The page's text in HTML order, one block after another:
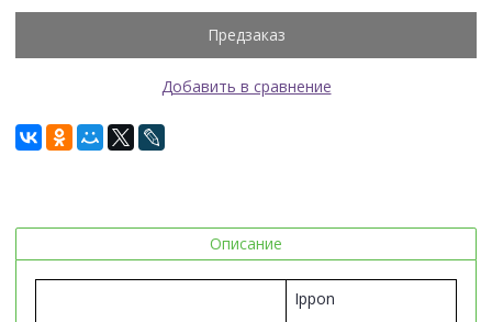
Предзаказ
Добавить в сравнение
Описание
Ippon